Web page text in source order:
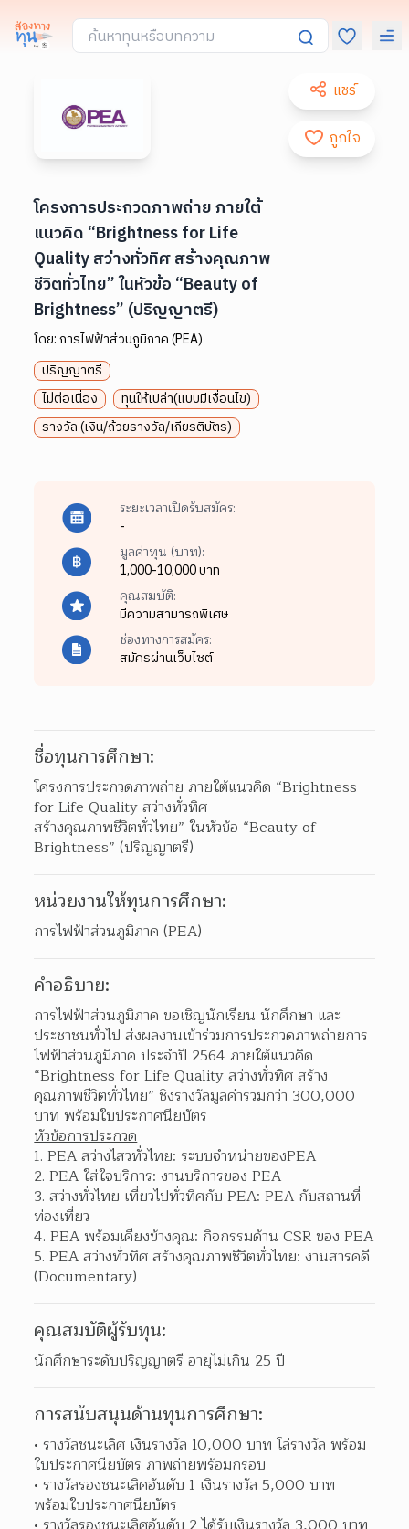
แชร์
ถูกใจ
โครงการประกวดภาพถ่าย ภายใต้
แนวคิด “Brightness for Life
Quality สว่างทั่วทิศ สร้างคุณภาพ
ชีวิตทั่วไทย” ในหัวข้อ “Beauty of
Brightness” (ปริญญาตรี)
โดย:การไฟฟ้าส่วนภูมิภาค (PEA)
ปริญญาตรี
ไม่ต่อเนื่อง
ทุนให้เปล่า(แบบมีเงื่อนไข)
รางวัล (เงิน/ถ้วยรางวัล/เกียรติบัตร)
ระยะเวลาเปิดรับสมัคร:
-
มูลค่าทุน (บาท):
1,000-10,000 บาท
คุณสมบัติ:
มีความสามารถพิเศษ
ช่องทางการสมัคร:
สมัครผ่านเว็บไซต์
ชื่อทุนการศึกษา:
โครงการประกวดภาพถ่าย ภายใต้แนวคิด “Brightness
for Life Quality สว่างทั่วทิศ
สร้างคุณภาพชีวิตทั่วไทย” ในหัวข้อ “Beauty of
Brightness” (ปริญญาตรี)
หน่วยงานให้ทุนการศึกษา:
การไฟฟ้าส่วนภูมิภาค (PEA)
คำอธิบาย:
การไฟฟ้าส่วนภูมิภาค ขอเชิญนักเรียน นักศึกษา และ
ประชาชนทั่วไป ส่งผลงานเข้าร่วมการประกวดภาพถ่ายการ
ไฟฟ้าส่วนภูมิภาค ประจำปี 2564 ภายใต้แนวคิด
“Brightness for Life Quality สว่างทั่วทิศ สร้าง
คุณภาพชีวิตทั่วไทย” ชิงรางวัลมูลค่ารวมกว่า 300,000
บาท พร้อมใบประกาศนียบัตร
หัวข้อการประกวด
PEA สว่างไสวทั่วไทย: ระบบจำหน่ายของPEA
PEA ใส่ใจบริการ: งานบริการของ PEA
สว่างทั่วไทย เที่ยวไปทั่วทิศกับ PEA: PEA กับสถานที่
ท่องเที่ยว
PEA สว่างทั่วทิศ สร้างคุณภาพชีวิตทั่วไทย: งานสารคดี
(Documentary)
คุณสมบัติผู้รับทุน:
นักศึกษาระดับปริญญาตรี อายุไม่เกิน 25 ปี
การสนับสนุนด้านทุนการศึกษา:
รางวัลชนะเลิศ เงินรางวัล 10,000 บาท โล่รางวัล พร้อม
ใบประกาศนียบัตร ภาพถ่ายพร้อมกรอบ
รางวัลรองชนะเลิศอันดับ 1 เงินรางวัล 5,000 บาท
พร้อมใบประกาศนียบัตร